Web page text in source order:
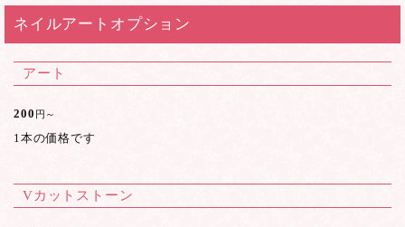
ネイルアートオプション
アート
200 円～
1本の価格です
Vカットストーン